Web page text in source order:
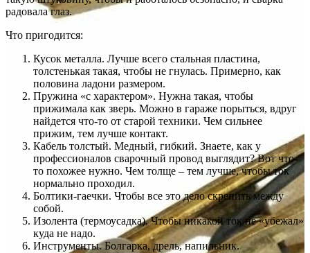
радовала глаз.
Что пригодится:
Кусок металла. Лучше всего стальная пластина,
толстенькая такая, чтобы не гнулась. Примерно, как
половина ладони размером.
Пружина «с характером». Нужна такая, чтобы
прижимала как зверь. Можно в гараже порыться, вдруг
найдется что-то от старой техники. Чем сильнее
прижим, тем лучше контакт.
Кабель толстый. Медный, гибкий. Знаете, как у
профессионалов сварочный провод выглядит? Вот что-
то похожее нужно. Чем толще – тем лучше, чтобы ток
нормально проходил.
Болтики-гаечки. Чтобы все это дело скрепить между
собой.
Изолента (термоусадка). Чтобы никакой ток не «убежал»
куда не надо.
Инструменты. Болгарка, дрель, напильник.